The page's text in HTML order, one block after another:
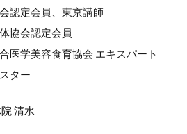
認定会員、東京講師
協会認定会員
医学美容食育協会 エキスパート
ター
清水